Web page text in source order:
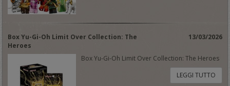
Box Yu-Gi-Oh Limit Over Collection: The
Heroes
13/03/2026
Box Yu-Gi-Oh Limit Over Collection: The Heroes
LEGGI TUTTO